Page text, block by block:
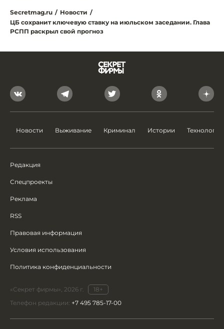
Secretmag.ru / Новости /
ЦБ сохранит ключевую ставку на июльском заседании. Глава
РСПП раскрыл свой прогноз
Новости Выживание Криминал Истории Технологии
Редакция
Спецпроекты
Реклама
RSS
Правовая информация
Условия использования
Политика конфиденциальности
«Секрет фирмы», 2026 г.
18+
Телефон редакции: +7 495 785-17-00